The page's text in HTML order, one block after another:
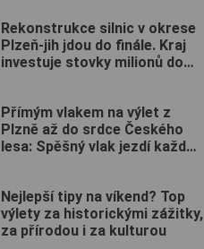
Rekonstrukce silnic v okrese
Plzeň-jih jdou do finále. Kraj
investuje stovky milionů do
Přímým vlakem na výlet z
Plzně až do srdce Českého
lesa: Spěšný vlak jezdí každou
Nejlepší tipy na víkend? Top
výlety za historickými zážitky,
za přírodou i za kulturou